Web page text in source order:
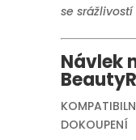
se srážlivostí
Návlek
DOKOUPENÍ